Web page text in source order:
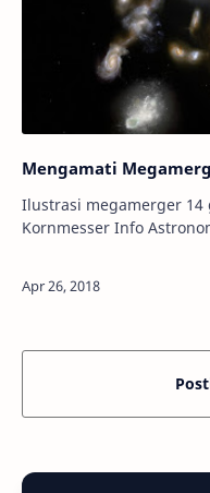
Mengamati
Ilustrasi megamerger 14
Kornmesser Info Astronomy - Menilik jauh ke